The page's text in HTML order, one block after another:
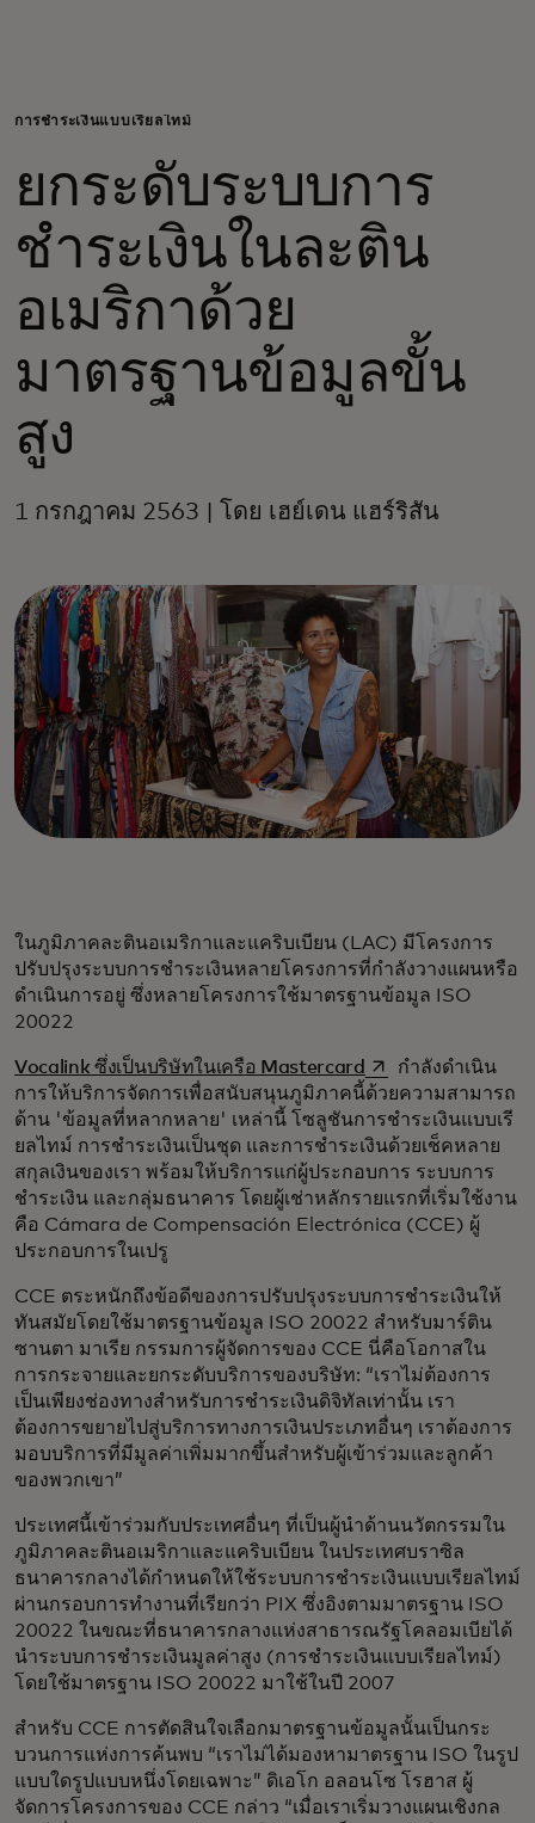
สำหรับธุรกิจ
เพื่อโลก
สำหรับผู้สร้างนวัตกรรม
ข่าวสารและแนวโน้ม
การชำระเงินแบบเรียลไทม์
ยกระดับระบบการ
ชำระเงินในละติน
อเมริกาด้วย
มาตรฐานข้อมูลขั้น
สูง
1 กรกฎาคม 2563 | โดย เฮย์เดน แฮร์ริสัน
ในภูมิภาคละตินอเมริกาและแคริบเบียน (LAC) มีโครงการ
ปรับปรุงระบบการชำระเงินหลายโครงการที่กำลังวางแผนหรือ
ดำเนินการอยู่ ซึ่งหลายโครงการใช้มาตรฐานข้อมูล ISO
20022
Vocalink ซึ่งเป็นบริษัทในเครือ Mastercard opens in a new tab
กำลังดำเนิน
การให้บริการจัดการเพื่อสนับสนุนภูมิภาคนี้ด้วยความสามารถ
ด้าน 'ข้อมูลที่หลากหลาย' เหล่านี้ โซลูชันการชำระเงินแบบเรี
ยลไทม์ การชำระเงินเป็นชุด และการชำระเงินด้วยเช็คหลาย
สกุลเงินของเรา พร้อมให้บริการแก่ผู้ประกอบการ ระบบการ
ชำระเงิน และกลุ่มธนาคาร โดยผู้เช่าหลักรายแรกที่เริ่มใช้งาน
คือ Cámara de Compensación Electrónica (CCE) ผู้
ประกอบการในเปรู
CCE ตระหนักถึงข้อดีของการปรับปรุงระบบการชำระเงินให้
ทันสมัยโดยใช้มาตรฐานข้อมูล ISO 20022 สำหรับมาร์ติน
ซานตา มาเรีย กรรมการผู้จัดการของ CCE นี่คือโอกาสใน
การกระจายและยกระดับบริการของบริษัท: “เราไม่ต้องการ
เป็นเพียงช่องทางสำหรับการชำระเงินดิจิทัลเท่านั้น เรา
ต้องการขยายไปสู่บริการทางการเงินประเภทอื่นๆ เราต้องการ
มอบบริการที่มีมูลค่าเพิ่มมากขึ้นสำหรับผู้เข้าร่วมและลูกค้า
ของพวกเขา”
ประเทศนี้เข้าร่วมกับประเทศอื่นๆ ที่เป็นผู้นำด้านนวัตกรรมใน
ภูมิภาคละตินอเมริกาและแคริบเบียน ในประเทศบราซิล
ธนาคารกลางได้กำหนดให้ใช้ระบบการชำระเงินแบบเรียลไทม์
ผ่านกรอบการทำงานที่เรียกว่า PIX ซึ่งอิงตามมาตรฐาน ISO
20022 ในขณะที่ธนาคารกลางแห่งสาธารณรัฐโคลอมเบียได้
นำระบบการชำระเงินมูลค่าสูง (การชำระเงินแบบเรียลไทม์)
โดยใช้มาตรฐาน ISO 20022 มาใช้ในปี 2007
สำหรับ CCE การตัดสินใจเลือกมาตรฐานข้อมูลนั้นเป็นกระ
บวนการแห่งการค้นพบ “เราไม่ได้มองหามาตรฐาน ISO ในรูป
แบบใดรูปแบบหนึ่งโดยเฉพาะ” ดิเอโก อลอนโซ โรฮาส ผู้
จัดการโครงการของ CCE กล่าว “เมื่อเราเริ่มวางแผนเชิงกล